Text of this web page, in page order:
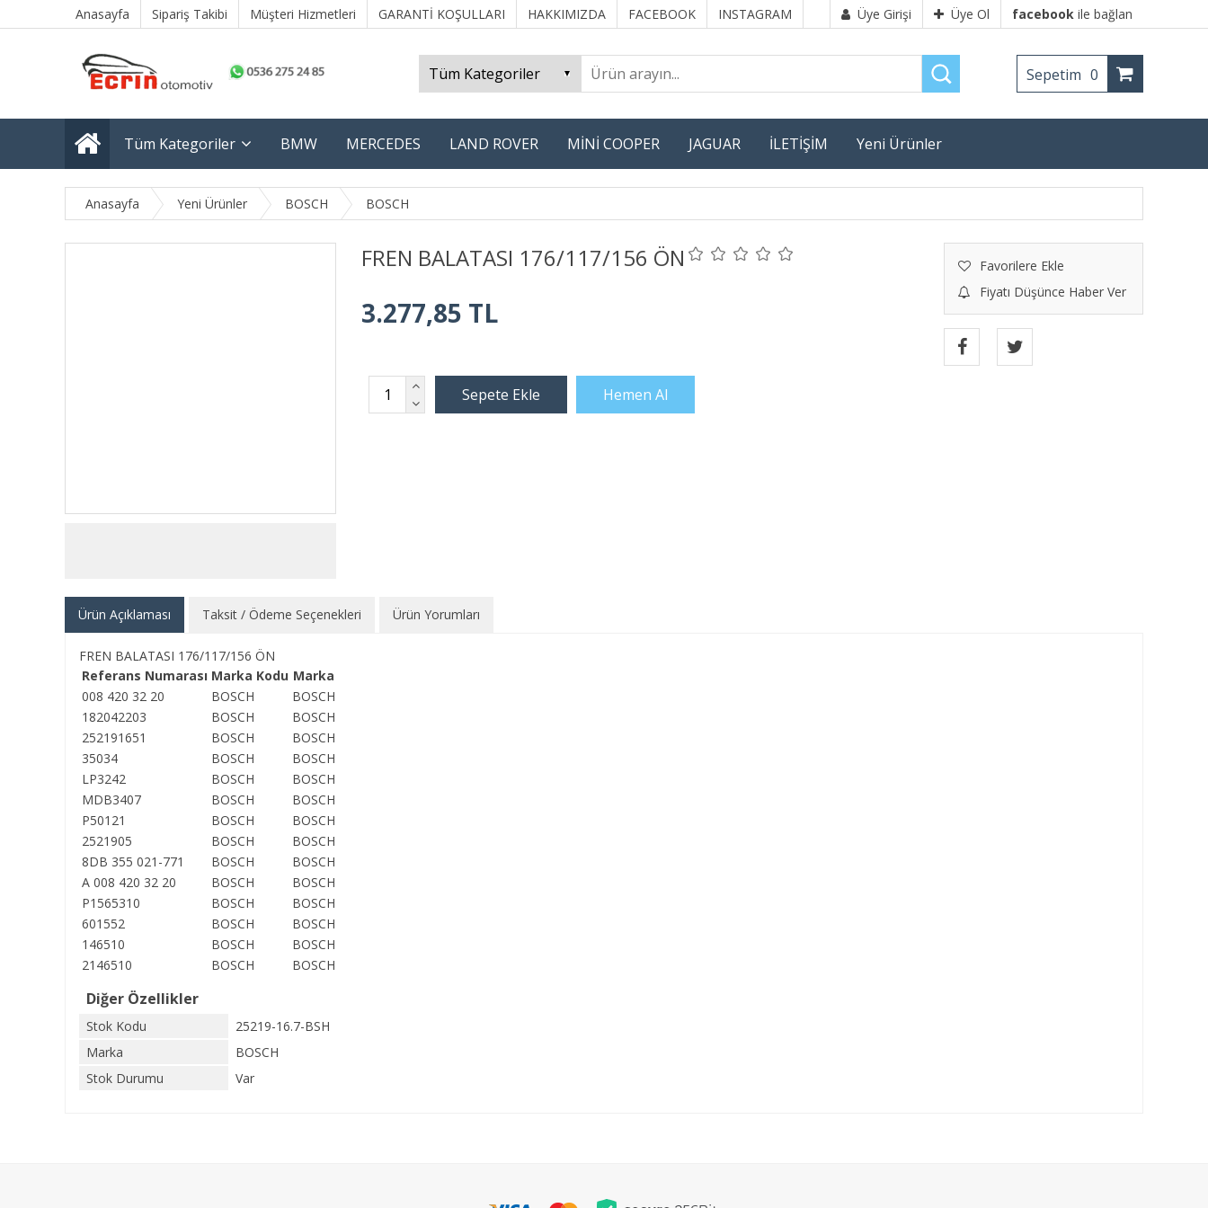
Anasayfa Sipariş Takibi Müşteri Hizmetleri GARANTİ KOŞULLARI HAKKIMIZDA FACEBOOK INSTAGRAM Üye Girişi Üye Ol facebook ile bağlan
Sepetim 0
Tüm Kategoriler BMW MERCEDES LAND ROVER MİNİ COOPER JAGUAR İLETİŞİM Yeni Ürünler
Anasayfa Yeni Ürünler BOSCH BOSCH
FREN BALATASI 176/117/156 ÖN
Favorilere Ekle
Fiyatı Düşünce Haber Ver
3.277,85 TL
Ürün Açıklaması Taksit / Ödeme Seçenekleri Ürün Yorumları
FREN BALATASI 176/117/156 ÖN
Referans Numarası Marka Kodu Marka
008 420 32 20
BOSCH
BOSCH
182042203
BOSCH
BOSCH
252191651
BOSCH
BOSCH
35034
BOSCH
BOSCH
LP3242
BOSCH
BOSCH
MDB3407
BOSCH
BOSCH
P50121
BOSCH
BOSCH
2521905
BOSCH
BOSCH
8DB 355 021-771
BOSCH
BOSCH
A 008 420 32 20
BOSCH
BOSCH
P1565310
BOSCH
BOSCH
601552
BOSCH
BOSCH
146510
BOSCH
BOSCH
2146510
BOSCH BOSCH
Diğer Özellikler
Stok Kodu
25219-16.7-BSH
Marka
BOSCH
Stok Durumu
Var